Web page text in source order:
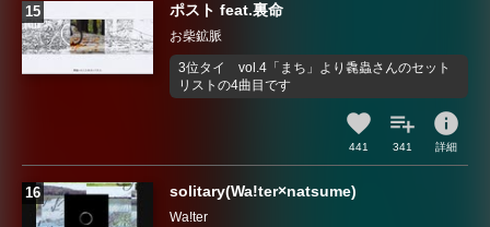
ポスト feat.裏命
お柴鉱脈
3位タイ vol.4「まち」より毳蟲さんのセット
リストの4曲目です
441 341
info
詳細
solitary(Wa!ter×natsume)
Wa!ter